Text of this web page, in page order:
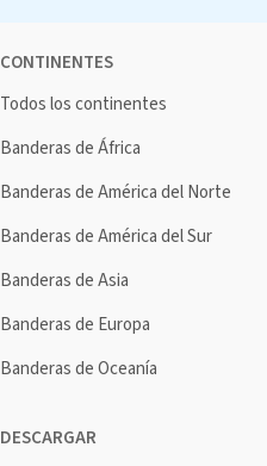
CONTINENTES
Todos los continentes
Banderas de África
Banderas de América del Norte
Banderas de América del Sur
Banderas de Asia
Banderas de Europa
Banderas de Oceanía
DESCARGAR